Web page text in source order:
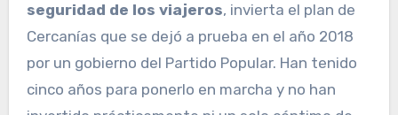
seguridad de los viajeros, invierta el plan de
Cercanías que se dejó a prueba en el año 2018
por un gobierno del Partido Popular. Han tenido
cinco años para ponerlo en marcha y no han